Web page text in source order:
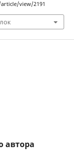
view/2191
автора